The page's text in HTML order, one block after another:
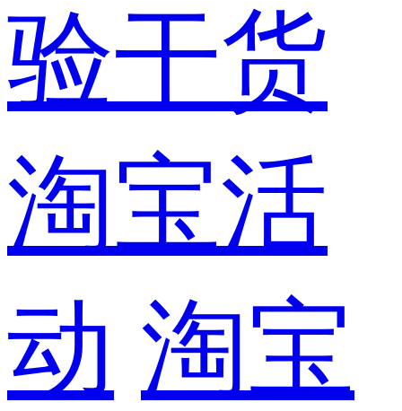
验干货
淘宝活
动 淘宝